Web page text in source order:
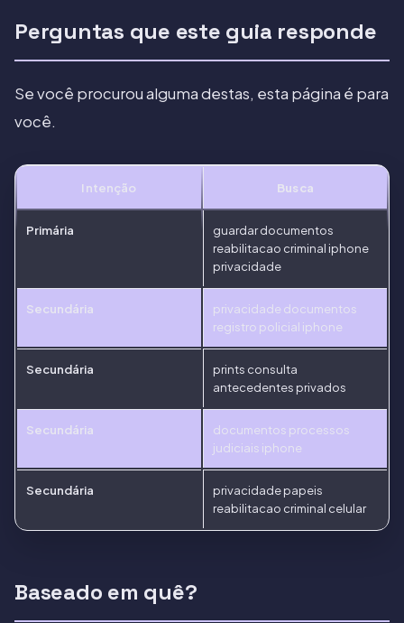
Perguntas que este guia responde
Se você procurou alguma destas, esta página é para
você.
Intenção Busca
Primária
guardar documentos
reabilitacao criminal iphone
privacidade
Secundária
privacidade documentos
registro policial iphone
Secundária
prints consulta
antecedentes privados
Secundária
documentos processos
judiciais iphone
Secundária
privacidade papeis
reabilitacao criminal celular
Baseado em quê?